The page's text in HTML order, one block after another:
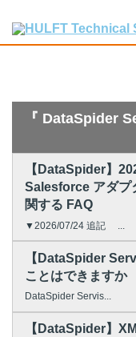
『 DataSpider
【DataSpider】
Salesforce アダプ
関する FAQ
▼2026/07/24 追記 ...
【DataSpider
ことはできますか
DataSpider Servis...
【DataSpider】